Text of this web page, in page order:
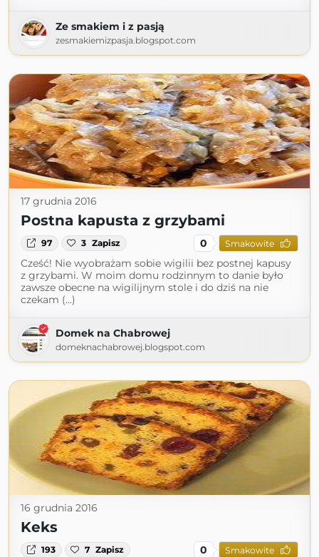
Ze smakiem i z pasją
zesmakiemizpasja.blogspot.com
17 grudnia 2016
Postna kapusta z grzybami
97 3 Zapisz 0 Smakowite
Cześć! Nie wyobrażam sobie wigilii bez postnej kapusy
z grzybami. W moim domu rodzinnym to danie było
zawsze obecne na wigilijnym stole i do dziś na nie
czekam (...)
Domek na Chabrowej
domeknachabrowej.blogspot.com
16 grudnia 2016
Keks
193 7 Zapisz 0 Smakowite